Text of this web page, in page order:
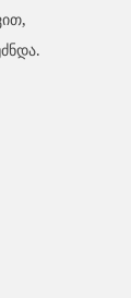
,
.